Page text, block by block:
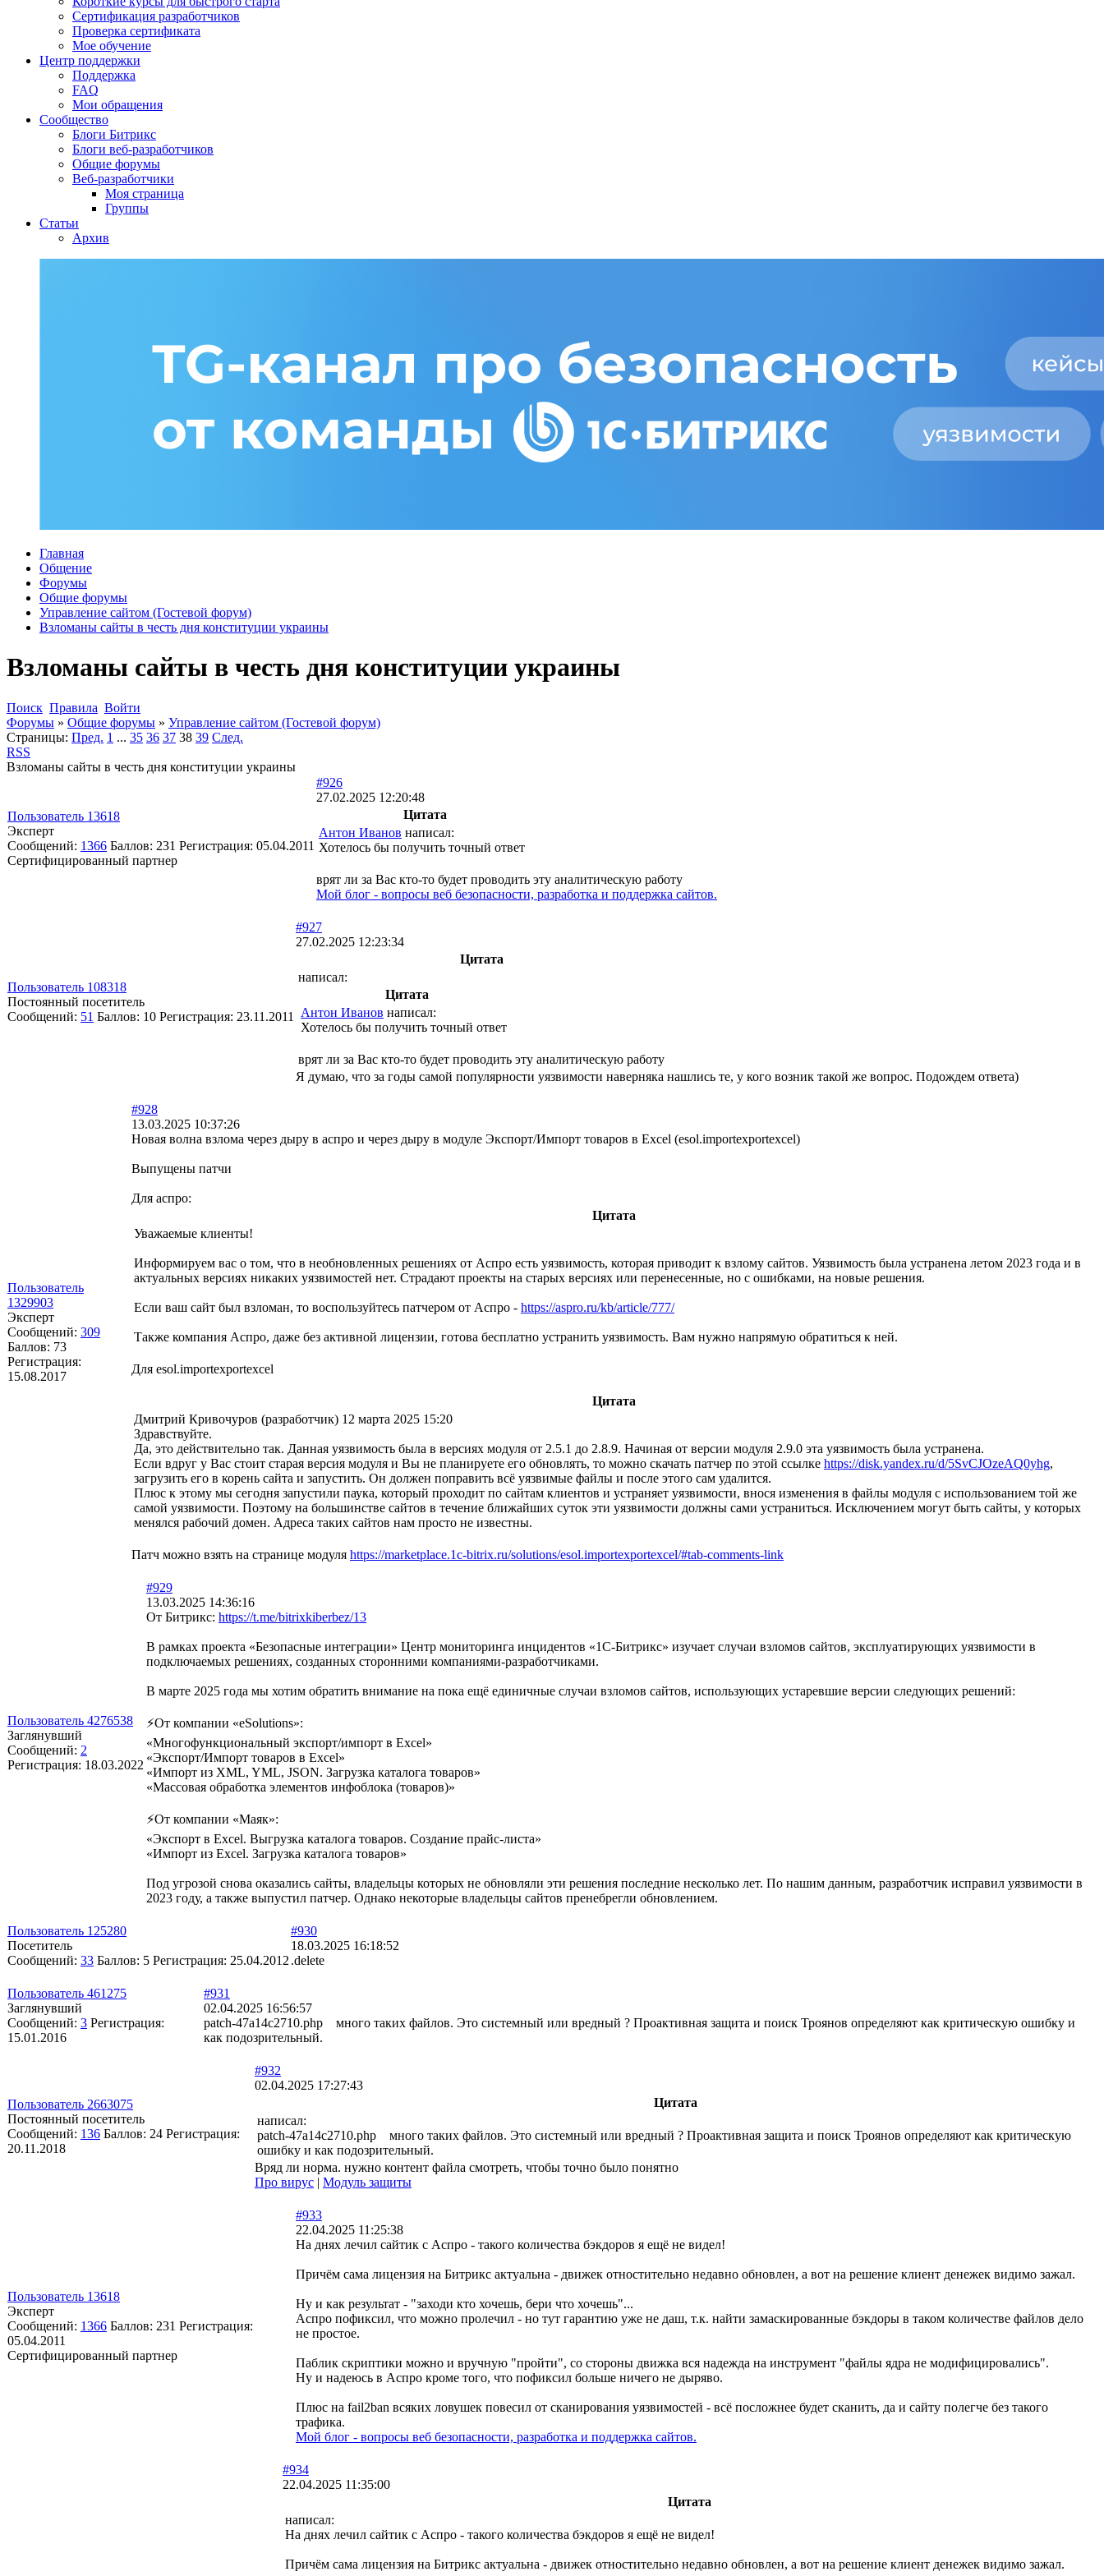
Сертификация разработчиков
Проверка сертификата
Мое обучение
Центр поддержки
Поддержка
FAQ
Мои обращения
Сообщество
Блоги Битрикс
Блоги веб-разработчиков
Общие форумы
Веб-разработчики
Моя страница
Группы
Статьи
Архив
Главная
Общение
Форумы
Общие форумы
Управление сайтом (Гостевой форум)
Взломаны сайты в честь дня конституции украины
Взломаны сайты в честь дня конституции украины
Поиск Правила Войти
Форумы » Общие форумы » Управление сайтом (Гостевой форум)
Страницы: Пред. 1 ... 35 36 37 38 39 След.
RSS
Взломаны сайты в честь дня конституции украины
Пользователь 13618
Эксперт
Сообщений: 1366 Баллов: 231 Регистрация: 05.04.2011
Сертифицированный партнер
#926
27.02.2025 12:20:48
Цитата
Антон Иванов написал:
Хотелось бы получить точный ответ
врят ли за Вас кто-то будет проводить эту аналитическую работу
Мой блог - вопросы веб безопасности, разработка и поддержка сайтов.
Пользователь 108318
Постоянный посетитель
Сообщений: 51 Баллов: 10 Регистрация: 23.11.2011
#927
27.02.2025 12:23:34
Цитата
написал:
Цитата
Антон Иванов написал:
Хотелось бы получить точный ответ
врят ли за Вас кто-то будет проводить эту аналитическую работу
Я думаю, что за годы самой популярности уязвимости наверняка нашлись те, у кого возник такой же вопрос. Подождем ответа)
Пользователь
1329903
Эксперт
Сообщений: 309
Баллов: 73
Регистрация:
15.08.2017
#928
13.03.2025 10:37:26
Новая волна взлома через дыру в аспро и через дыру в модуле Экспорт/Импорт товаров в Excel (esol.importexportexcel)
Выпущены патчи
Для аспро:
Цитата
Уважаемые клиенты!
Информируем вас о том, что в необновленных решениях от Аcпро есть уязвимость, которая приводит к взлому сайтов. Уязвимость была устранена летом 2023 года и в
актуальных версиях никаких уязвимостей нет. Страдают проекты на старых версиях или перенесенные, но с ошибками, на новые решения.
Если ваш сайт был взломан, то воспользуйтесь патчером от Аспро - https://aspro.ru/kb/article/777/
Также компания Аспро, даже без активной лицензии, готова бесплатно устранить уязвимость. Вам нужно напрямую обратиться к ней.
Для esol.importexportexcel
Цитата
Дмитрий Кривочуров (разработчик) 12 марта 2025 15:20
Здравствуйте.
Да, это действительно так. Данная уязвимость была в версиях модуля от 2.5.1 до 2.8.9. Начиная от версии модуля 2.9.0 эта уязвимость была устранена.
Если вдруг у Вас стоит старая версия модуля и Вы не планируете его обновлять, то можно скачать патчер по этой ссылке https://disk.yandex.ru/d/5SvCJOzeAQ0yhg,
загрузить его в корень сайта и запустить. Он должен поправить всё уязвимые файлы и после этого сам удалится.
Плюс к этому мы сегодня запустили паука, который проходит по сайтам клиентов и устраняет уязвимости, внося изменения в файлы модуля с использованием той же
самой уязвимости. Поэтому на большинстве сайтов в течение ближайших суток эти уязвимости должны сами устраниться. Исключением могут быть сайты, у которых
менялся рабочий домен. Адреса таких сайтов нам просто не известны.
Патч можно взять на странице модуля https://marketplace.1c-bitrix.ru/solutions/esol.importexportexcel/#tab-comments-link
Пользователь 4276538
Заглянувший
Сообщений: 2
Регистрация: 18.03.2022
#929
13.03.2025 14:36:16
От Битрикс: https://t.me/bitrixkiberbez/13
В рамках проекта «Безопасные интеграции» Центр мониторинга инцидентов «1С-Битрикс» изучает случаи взломов сайтов, эксплуатирующих уязвимости в
подключаемых решениях, созданных сторонними компаниями-разработчиками.
В марте 2025 года мы хотим обратить внимание на пока ещё единичные случаи взломов сайтов, использующих устаревшие версии следующих решений:
⚡️От компании «eSolutions»:
«Многофункциональный экспорт/импорт в Excel»
«Экспорт/Импорт товаров в Excel»
«Импорт из XML, YML, JSON. Загрузка каталога товаров»
«Массовая обработка элементов инфоблока (товаров)»
⚡️От компании «Маяк»:
«Экспорт в Excel. Выгрузка каталога товаров. Создание прайс-листа»
«Импорт из Excel. Загрузка каталога товаров»
Под угрозой снова оказались сайты, владельцы которых не обновляли эти решения последние несколько лет. По нашим данным, разработчик исправил уязвимости в
2023 году, а также выпустил патчер. Однако некоторые владельцы сайтов пренебрегли обновлением.
Пользователь 125280
Посетитель
Сообщений: 33 Баллов: 5 Регистрация: 25.04.2012
#930
18.03.2025 16:18:52
.delete
Пользователь 461275
Заглянувший
Сообщений: 3 Регистрация:
15.01.2016
#931
02.04.2025 16:56:57
patch-47a14c2710.php много таких файлов. Это системный или вредный ? Проактивная защита и поиск Троянов определяют как критическую ошибку и
как подозрительный.
Пользователь 2663075
Постоянный посетитель
Сообщений: 136 Баллов: 24 Регистрация:
20.11.2018
#932
02.04.2025 17:27:43
Цитата
написал:
patch-47a14c2710.php много таких файлов. Это системный или вредный ? Проактивная защита и поиск Троянов определяют как критическую
ошибку и как подозрительный.
Вряд ли норма. нужно контент файла смотреть, чтобы точно было понятно
Про вирус | Модуль защиты
Пользователь 13618
Эксперт
Сообщений: 1366 Баллов: 231 Регистрация:
05.04.2011
Сертифицированный партнер
#933
22.04.2025 11:25:38
На днях лечил сайтик с Аспро - такого количества бэкдоров я ещё не видел!
Причём сама лицензия на Битрикс актуальна - движек отностительно недавно обновлен, а вот на решение клиент денежек видимо зажал.
Ну и как результат - "заходи кто хочешь, бери что хочешь"...
Аспро пофиксил, что можно пролечил - но тут гарантию уже не даш, т.к. найти замаскированные бэкдоры в таком количестве файлов дело
не простое.
Паблик скриптики можно и вручную "пройти", со стороны движка вся надежда на инструмент "файлы ядра не модифицировались".
Ну и надеюсь в Аспро кроме того, что пофиксил больше ничего не дыряво.
Плюс на fail2ban всяких ловушек повесил от сканирования уязвимостей - всё посложнее будет сканить, да и сайту полегче без такого
трафика.
Мой блог - вопросы веб безопасности, разработка и поддержка сайтов.
#934
22.04.2025 11:35:00
Цитата
написал:
На днях лечил сайтик с Аспро - такого количества бэкдоров я ещё не видел!
Причём сама лицензия на Битрикс актуальна - движек отностительно недавно обновлен, а вот на решение клиент денежек видимо зажал.